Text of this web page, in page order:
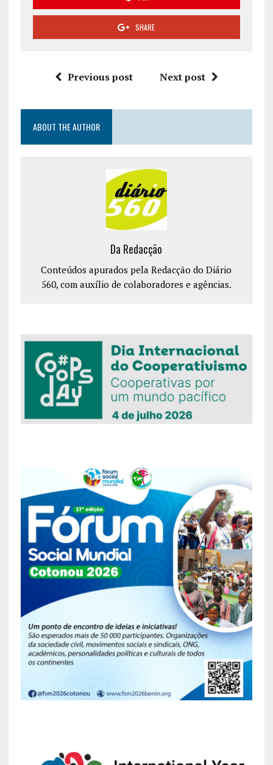
SHARE
Previous post Next post
ABOUT THE AUTHOR
Da Redacção
Conteúdos apurados pela Redacção do Diário
560, com auxílio de colaboradores e agências.